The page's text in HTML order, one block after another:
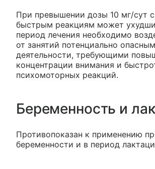
При превышении дозы 10 мг/сут
быстрым реакциям может
период лечения необходимо
от занятий потенциально
деятельности, требующими
концентрации внимания и
психомоторных реакций.
Беременность и
Противопоказан к применению
беременности и в период